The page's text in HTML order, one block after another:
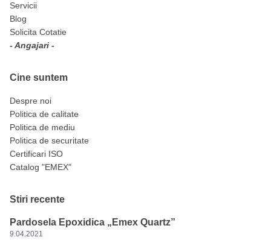
Servicii
Blog
Solicita Cotatie
- Angajari -
Cine suntem
Despre noi
Politica de calitate
Politica de mediu
Politica de securitate
Certificari ISO
Catalog "EMEX"
Stiri recente
Pardosela Epoxidica „Emex Quartz”
9.04.2021